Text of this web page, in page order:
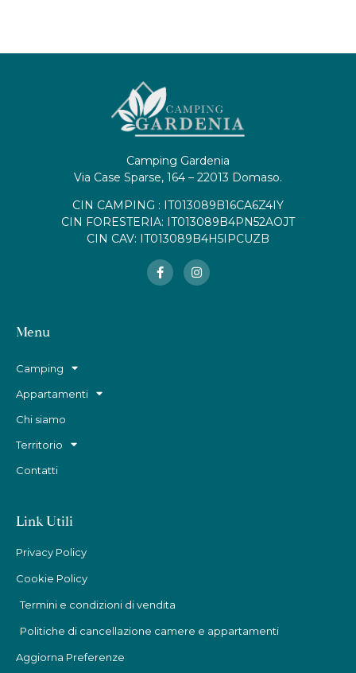
Camping Gardenia
Via Case Sparse, 164 – 22013 Domaso.
CIN CAMPING : IT013089B16CA6Z4IY
CIN FORESTERIA: IT013089B4PN52AOJT
CIN CAV: IT013089B4H5IPCUZB
Menu
Camping
Appartamenti
Chi siamo
Territorio
Contatti
Link Utili
Privacy Policy
Cookie Policy
Termini e condizioni di vendita
Politiche di cancellazione camere e appartamenti
Aggiorna Preferenze